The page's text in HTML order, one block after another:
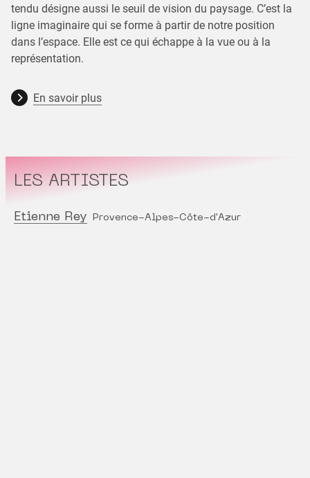
tendu désigne aussi le seuil de vision du paysage. C’est la
ligne imaginaire qui se forme à partir de notre position
dans l’espace. Elle est ce qui échappe à la vue ou à la
représentation.
En savoir plus
LES ARTISTES
Etienne Rey Provence-Alpes-Côte-d'Azur